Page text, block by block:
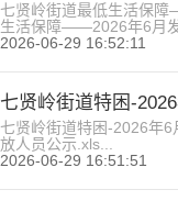
七贤岭街道最低生活保
生活保障——2026年6月发
2026-06-29 16:52:11
七贤岭街道特困-
七贤岭街道特困-2026年
放人员公示.xls...
2026-06-29 16:51:51